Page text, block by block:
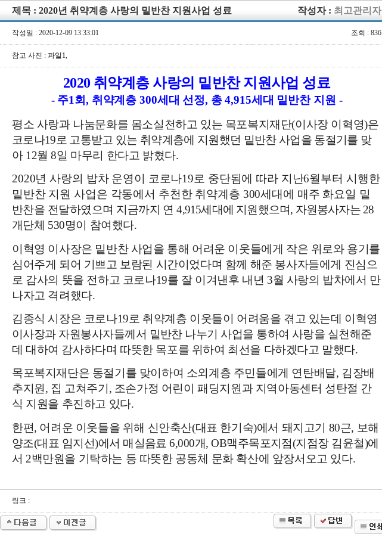
제목 : 2020년 취약계층 사랑의 밑반찬 지원사업 성료 작성자 : 최고관리자
작성일 : 2020-12-09 13:33:01 조회 : 836
참고 사진 : 파일1,
2020 취약계층 사랑의 밑반찬 지원사업 성료
- 주1회, 취약계층300세대 선정, 총4,915세대 밑반찬 지원 -
평소 사랑과 나눔문화를 몸소실천하고 있는 목포복지재단(이사장 이혁영)은
코로나19로 고통받고 있는 취약계층에 지원했던 밑반찬 사업을 동절기를 맞
아 12월8일 마무리 한다고 밝혔다.
2020년 사랑의 밥차 운영이 코로나19로 중단됨에 따라 지난6월부터 시행한
밑반찬 지원 사업은 각동에서 추천한 취약계층 300세대에 매주 화요일 밑
반찬을 전달하였으며 지금까지 연4,915세대에 지원했으며, 자원봉사자는28
개 단체 530명이 참여했다.
이혁영 이사장은 밑반찬 사업을 통해 어려운 이웃들에게 작은 위로와 용기를
심어주게 되어 기쁘고 보람된 시간이었다며 함께 해준 봉사자들에게 진심으
로 감사의 뜻을 전하고 코로나19를 잘 이겨낸후 내년 3월 사랑의 밥차에서 만
나자고 격려했다.
김종식 시장은 코로나19로 취약계층 이웃들이 어려움을 겪고 있는데 이혁영
이사장과 자원봉사자들께서 밑반찬 나누기 사업을 통하여 사랑을 실천해준
데 대하여 감사하다며 따뜻한 목포를 위하여 최선을 다하겠다고 말했다.
목포복지재단은 동절기를 맞이하여 소외계층 주민들에게 연탄배달, 김장배
추지원, 집 고쳐주기 , 조손가정 어린이 패딩지원과 지역아동센터 성탄절 간
식 지원을 추진하고 있다.
한편, 어려운 이웃들을 위해 신안축산(대표 한기숙)에서 돼지고기 80근, 보해
양조(대표 임지선)에서 매실음료6,000개, OB맥주목포지점(지점장 김윤철)에
서 2백만원을 기탁하는 등 따뜻한 공동체 문화 확산에 앞장서오고 있다.
링크 :